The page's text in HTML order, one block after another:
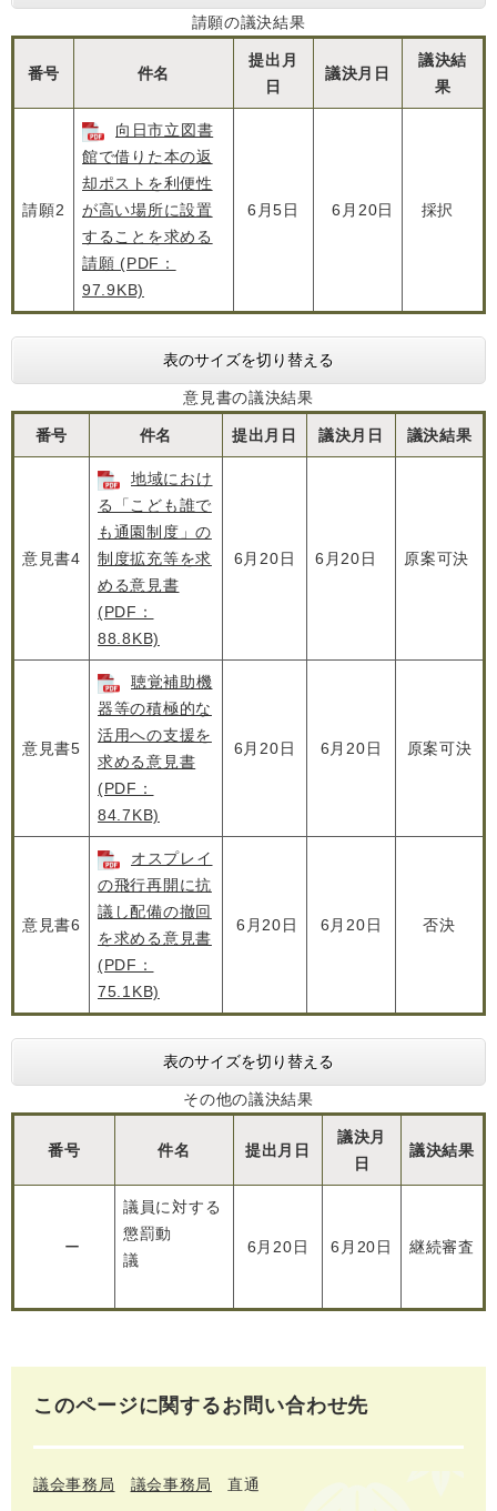
請願の議決結果
番号 件名
提出月
日
議決月日
議決結
果
請願2
向日市立図書
館で借りた本の返
却ポストを利便性
が高い場所に設置
することを求める
請願 (PDF：
97.9KB)
6月5日 6月20日 採択
表のサイズを切り替える
意見書の議決結果
番号 件名 提出月日 議決月日 議決結果
意見書4
地域におけ
る「こども誰で
も通園制度」の
制度拡充等を求
める意見書
(PDF：
88.8KB)
6月20日 6月20日 原案可決
意見書5
聴覚補助機
器等の積極的な
活用への支援を
求める意見書
(PDF：
84.7KB)
6月20日 6月20日 原案可決
意見書6
オスプレイ
の飛行再開に抗
議し配備の撤回
を求める意見書
(PDF：
75.1KB)
6月20日 6月20日 否決
表のサイズを切り替える
その他の議決結果
番号 件名 提出月日
議決月
日
議決結果
ー
議員に対する
懲罰動
議
6月20日 6月20日 継続審査
このページに関するお問い合わせ先
議会事務局 議会事務局 直通